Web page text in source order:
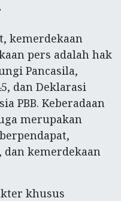
kemerdekaan
pers adalah hak
Pancasila,
dan Deklarasi
PBB. Keberadaan
merupakan
kemerdekaan
khusus